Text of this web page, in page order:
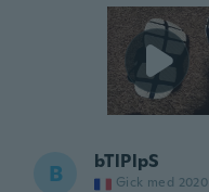
B bTlPlpS
Gick med 2020